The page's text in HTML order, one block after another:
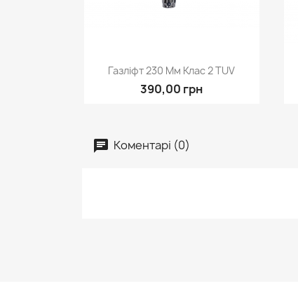
Швидкий перегляд
Газліфт 230 Мм Клас 2 TUV
390,00 грн
Коментарі (0)